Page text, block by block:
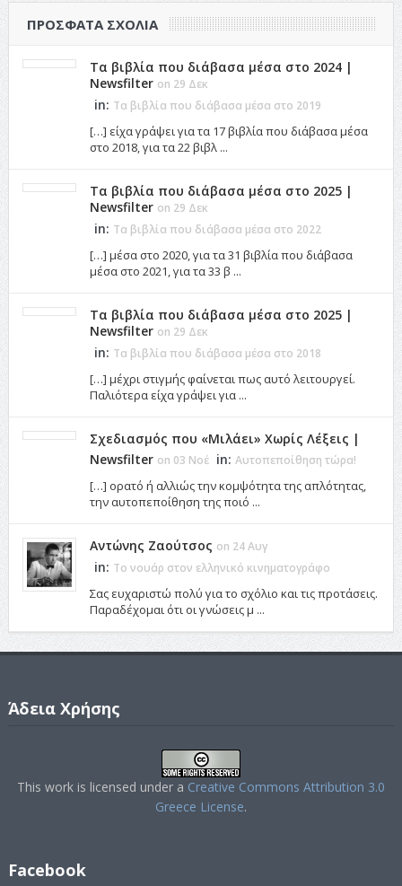
ΠΡΌΣΦΑΤΑ ΣΧΌΛΙΑ
Τα βιβλία που διάβασα μέσα στο 2024 |
Newsfilter on 29 Δεκ
in: Τα βιβλία που διάβασα μέσα στο 2019
[…] είχα γράψει για τα 17 βιβλία που διάβασα μέσα
στο 2018, για τα 22 βιβλ ...
Τα βιβλία που διάβασα μέσα στο 2025 |
Newsfilter on 29 Δεκ
in: Τα βιβλία που διάβασα μέσα στο 2022
[…] μέσα στο 2020, για τα 31 βιβλία που διάβασα
μέσα στο 2021, για τα 33 β ...
Τα βιβλία που διάβασα μέσα στο 2025 |
Newsfilter on 29 Δεκ
in: Τα βιβλία που διάβασα μέσα στο 2018
[…] μέχρι στιγμής φαίνεται πως αυτό λειτουργεί.
Παλιότερα είχα γράψει για ...
Σχεδιασμός που «Μιλάει» Χωρίς Λέξεις |
Newsfilter on 03 Νοέ in: Αυτοπεποίθηση τώρα!
[…] ορατό ή αλλιώς την κομψότητα της απλότητας,
την αυτοπεποίθηση της ποιό ...
Αντώνης Ζαούτσος on 24 Αυγ
in: Το νουάρ στον ελληνικό κινηματογράφο
Σας ευχαριστώ πολύ για το σχόλιο και τις προτάσεις.
Παραδέχομαι ότι οι γνώσεις μ ...
Άδεια Χρήσης
This work is licensed under a Creative Commons Attribution 3.0
Greece License.
Facebook